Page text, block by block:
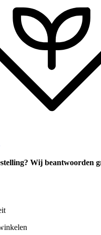
Wij beantwoorden